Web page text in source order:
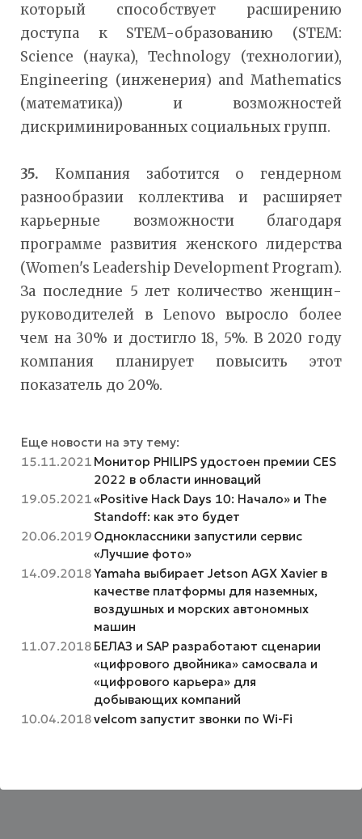
который способствует расширению
доступа к STEM-образованию (STEM:
Science (наука), Technology (технологии),
Engineering (инженерия) and Mathematics
(математика)) и возможностей
дискриминированных социальных групп.
35. Компания заботится о гендерном
разнообразии коллектива и расширяет
карьерные возможности благодаря
программе развития женского лидерства
(Women's Leadership Development Program).
За последние 5 лет количество женщин-
руководителей в Lenovo выросло более
чем на 30% и достигло 18, 5%. В 2020 году
компания планирует повысить этот
показатель до 20%.
Еще новости на эту тему:
15.11.2021 Монитор PHILIPS удостоен премии CES
2022 в области инноваций
19.05.2021«Positive Hack Days 10: Начало» и The
Standoff: как это будет
20.06.2019 Одноклассники запустили cервис
«Лучшие фото»
14.09.2018Yamaha выбирает Jetson AGX Xavier в
качестве платформы для наземных,
воздушных и морских автономных
машин
11.07.2018 БЕЛАЗ и SAP разработают сценарии
«цифрового двойника» самосвала и
«цифрового карьера» для
добывающих компаний
10.04.2018velcom запустит звонки по Wi-Fi